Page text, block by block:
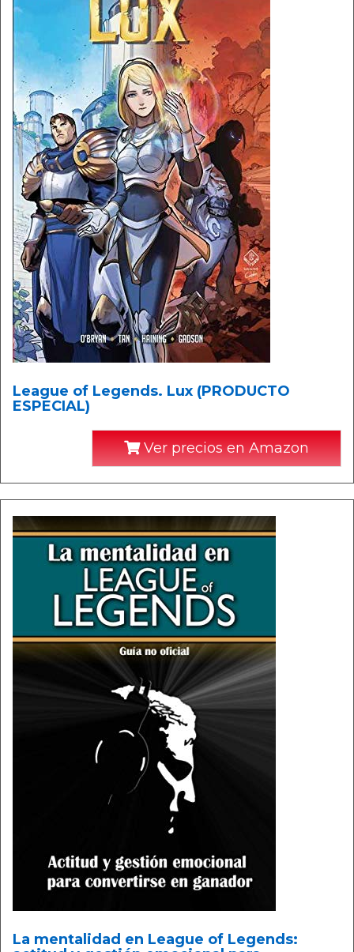
League of Legends. Lux (PRODUCTO
ESPECIAL)
Ver precios en Amazon
La mentalidad en League of Legends: